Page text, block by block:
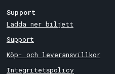
Support
Ladda ner biljett
Support
Köp- och leveransvillkor
Integritetspolicy